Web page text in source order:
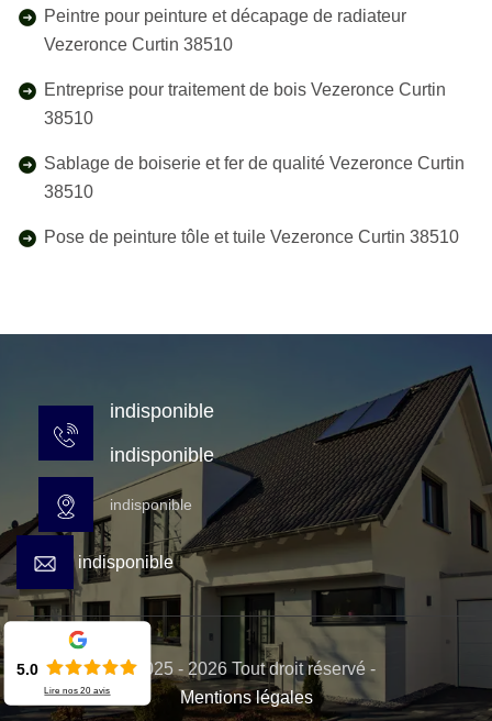
Peintre pour peinture et décapage de radiateur
Vezeronce Curtin 38510
Entreprise pour traitement de bois Vezeronce Curtin
38510
Sablage de boiserie et fer de qualité Vezeronce Curtin
38510
Pose de peinture tôle et tuile Vezeronce Curtin 38510
indisponible
indisponible
indisponible
indisponible
© 2025 - 2026 Tout droit réservé -
Mentions légales
5.0
Lire nos20 avis